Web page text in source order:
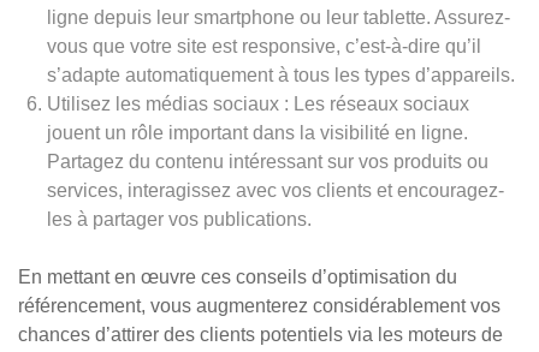
ligne depuis leur smartphone ou leur tablette. Assurez-
vous que votre site est responsive, c’est-à-dire qu’il
s’adapte automatiquement à tous les types d’appareils.
Utilisez les médias sociaux : Les réseaux sociaux
jouent un rôle important dans la visibilité en ligne.
Partagez du contenu intéressant sur vos produits ou
services, interagissez avec vos clients et encouragez-
les à partager vos publications.
En mettant en œuvre ces conseils d’optimisation du
référencement, vous augmenterez considérablement vos
chances d’attirer des clients potentiels via les moteurs de